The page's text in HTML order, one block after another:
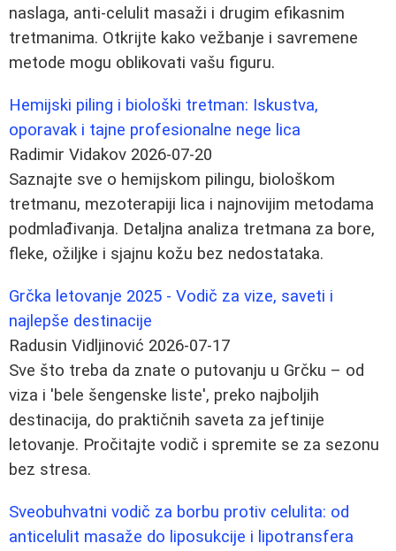
naslaga, anti-celulit masaži i drugim efikasnim
tretmanima. Otkrijte kako vežbanje i savremene
metode mogu oblikovati vašu figuru.
Hemijski piling i biološki tretman: Iskustva,
oporavak i tajne profesionalne nege lica
Radimir Vidakov 2026-07-20
Saznajte sve o hemijskom pilingu, biološkom
tretmanu, mezoterapiji lica i najnovijim metodama
podmlađivanja. Detaljna analiza tretmana za bore,
fleke, ožiljke i sjajnu kožu bez nedostataka.
Grčka letovanje 2025 - Vodič za vize, saveti i
najlepše destinacije
Radusin Vidljinović 2026-07-17
Sve što treba da znate o putovanju u Grčku – od
viza i 'bele šengenske liste', preko najboljih
destinacija, do praktičnih saveta za jeftinije
letovanje. Pročitajte vodič i spremite se za sezonu
bez stresa.
Sveobuhvatni vodič za borbu protiv celulita: od
anticelulit masaže do liposukcije i lipotransfera